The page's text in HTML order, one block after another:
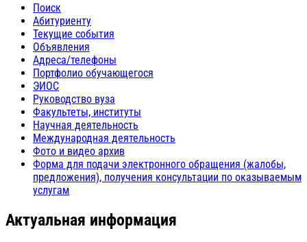
Поиск
Абитуриенту
Текущие события
Объявления
Адреса/телефоны
Портфолио обучающегося
ЭИОС
Руководство вуза
Факультеты, институты
Научная деятельность
Международная деятельность
Фото и видео архив
Форма для подачи электронного обращения (жалобы,
предложения), получения консультации по оказываемым
услугам
Актуальная информация